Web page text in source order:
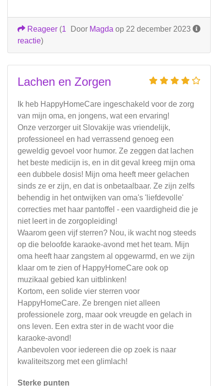
Door Magda op 22 december 2023
Reageer (1
reactie)
Lachen en Zorgen
Ik heb HappyHomeCare ingeschakeld voor de zorg
van mijn oma, en jongens, wat een ervaring!
Onze verzorger uit Slovakije was vriendelijk,
professioneel en had verrassend genoeg een
geweldig gevoel voor humor. Ze zeggen dat lachen
het beste medicijn is, en in dit geval kreeg mijn oma
een dubbele dosis! Mijn oma heeft meer gelachen
sinds ze er zijn, en dat is onbetaalbaar. Ze zijn zelfs
behendig in het ontwijken van oma's 'liefdevolle'
correcties met haar pantoffel - een vaardigheid die je
niet leert in de zorgopleiding!
Waarom geen vijf sterren? Nou, ik wacht nog steeds
op die beloofde karaoke-avond met het team. Mijn
oma heeft haar zangstem al opgewarmd, en we zijn
klaar om te zien of HappyHomeCare ook op
muzikaal gebied kan uitblinken!
Kortom, een solide vier sterren voor
HappyHomeCare. Ze brengen niet alleen
professionele zorg, maar ook vreugde en gelach in
ons leven. Een extra ster in de wacht voor die
karaoke-avond!
Aanbevolen voor iedereen die op zoek is naar
kwaliteitszorg met een glimlach!
Sterke punten